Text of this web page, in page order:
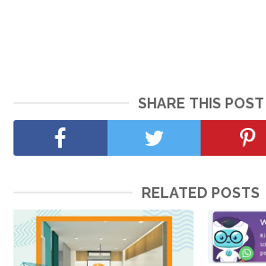
SHARE THIS POST
RELATED POSTS